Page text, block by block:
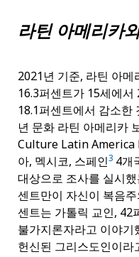
라틴 아메리카
2021년 기준, 라틴 아
16.3퍼센트가 15세에서
18.1퍼센트에서 감소한
년 문화 라틴 아메리카
Culture Latin America
아, 멕시코, 스페인3 4개
대상으로 조사를 실시
센트만이 자신이 복음
센트는 가톨릭 교인, 42
불가지론자라고 이야기
헌신된 그리스도인이라